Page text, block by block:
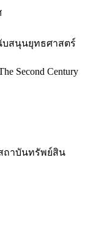
สนุนยุทธศาสตร์
Second Century
ถาบันทรัพย์สิน